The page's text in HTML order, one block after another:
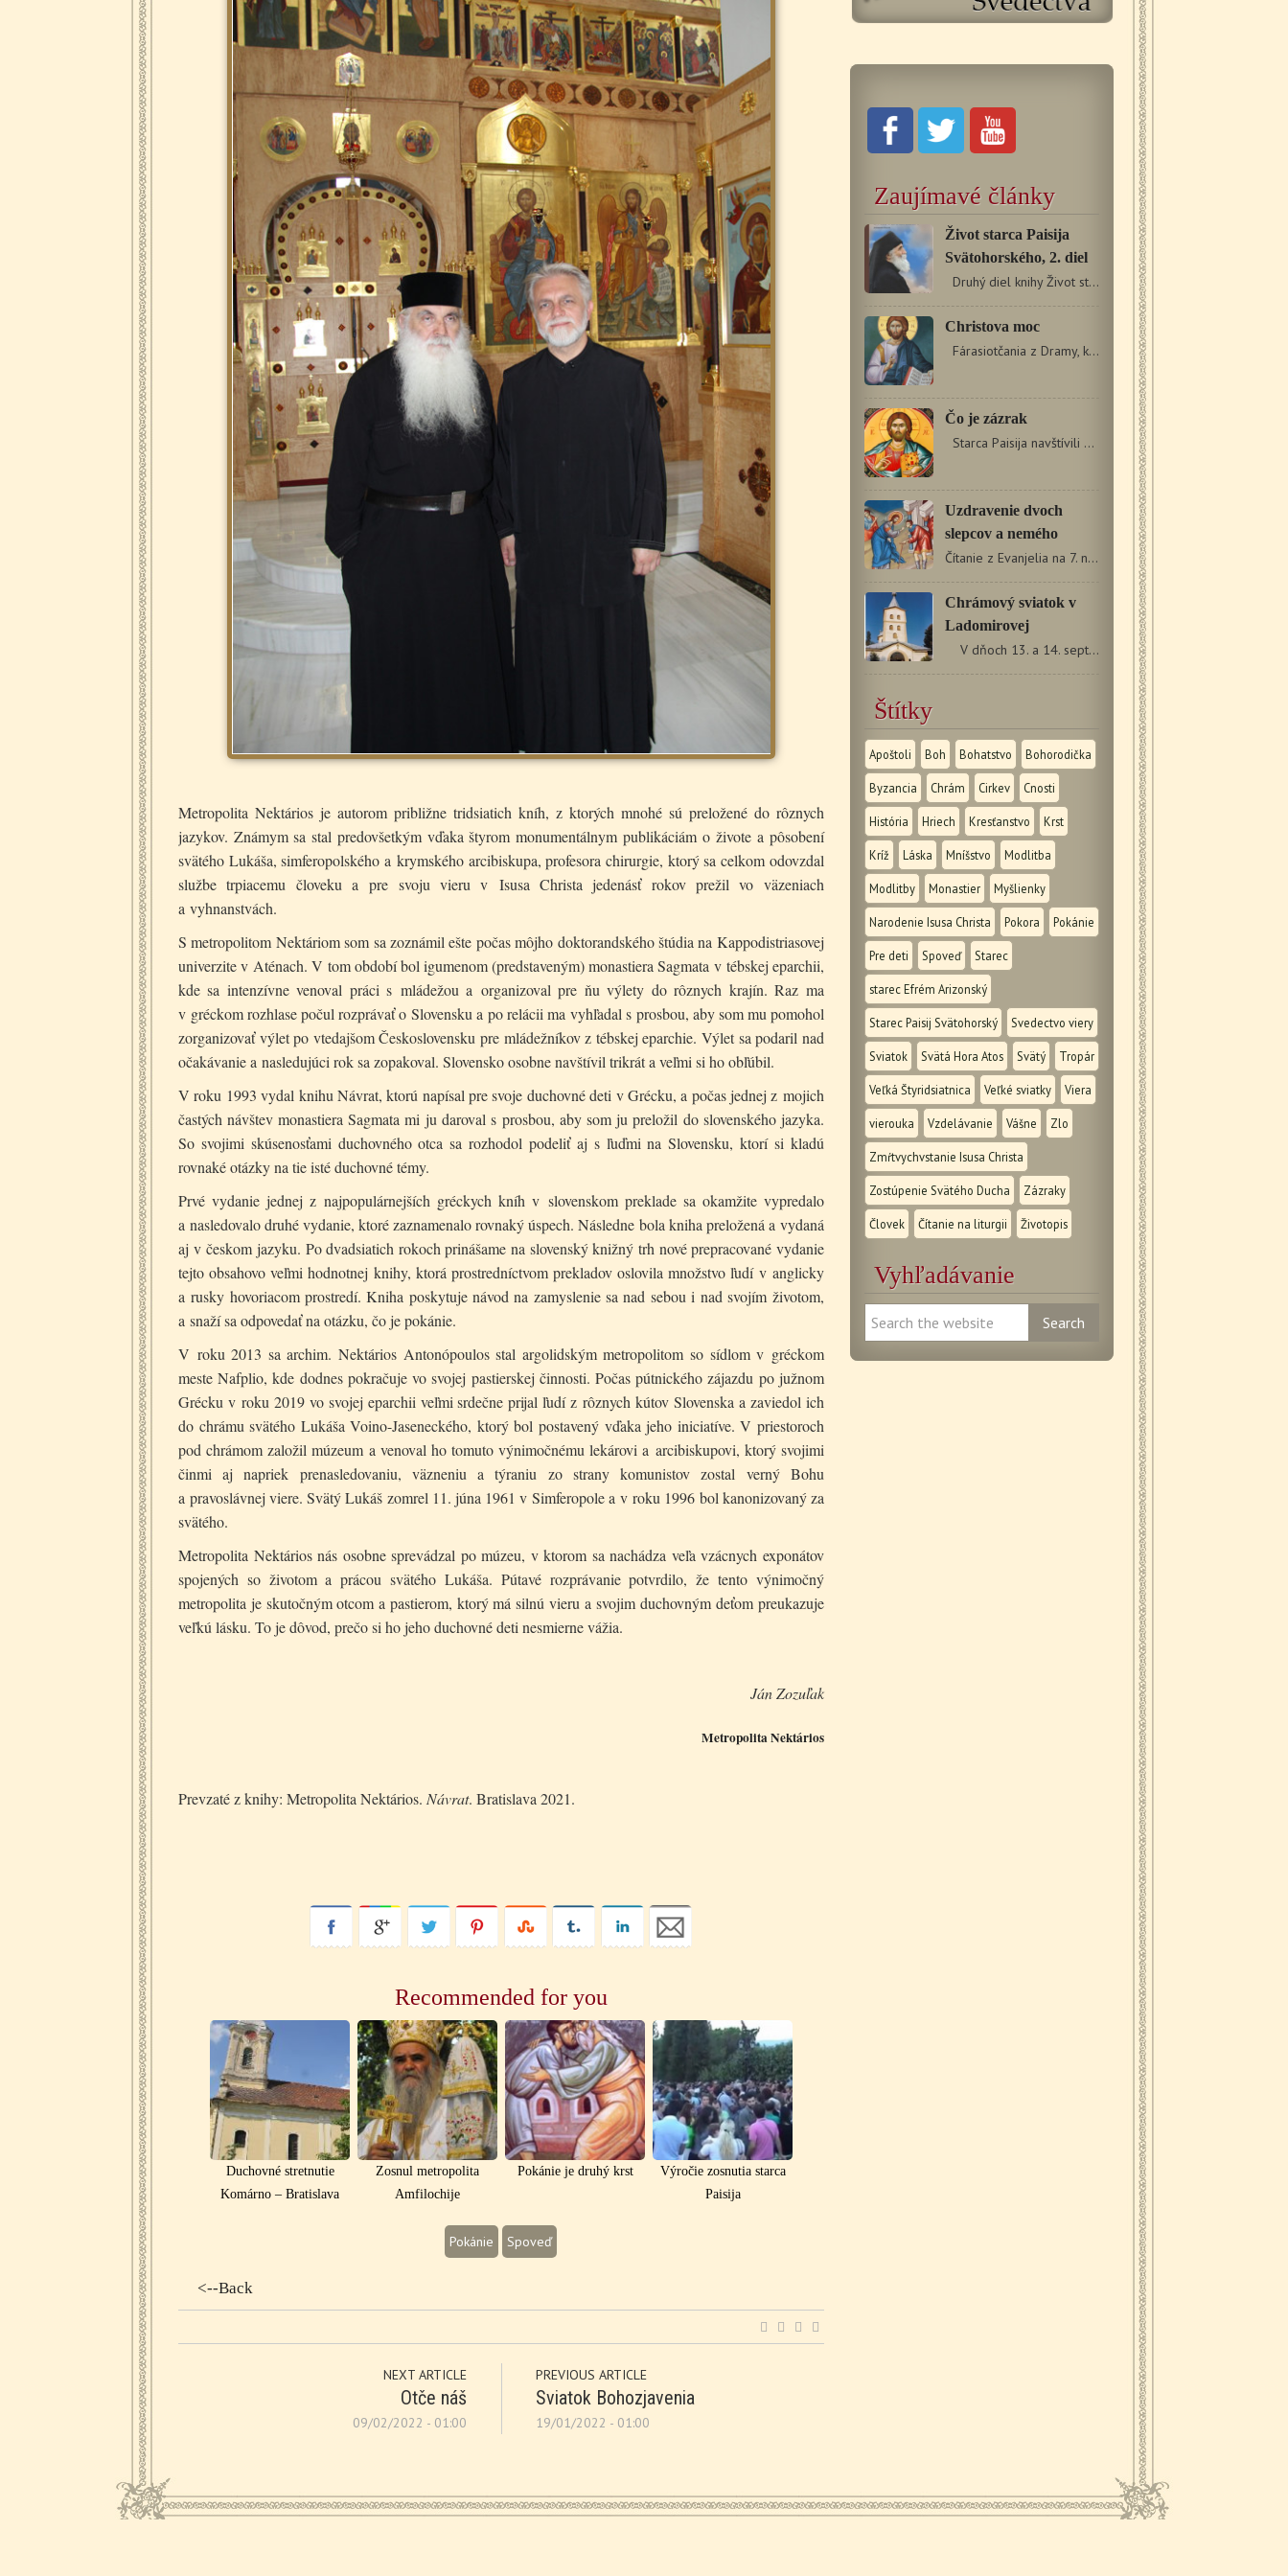
Metropolita Nektários je autorom približne tridsiatich kníh, z ktorých mnohé sú preložené do rôznych
jazykov. Známym sa stal predovšetkým vďaka štyrom monumentálnym publikáciám o živote a pôsobení
svätého Lukáša, simferopolského a krymského arcibiskupa, profesora chirurgie, ktorý sa celkom odovzdal
službe trpiacemu človeku a pre svoju vieru v Isusa Christa jedenásť rokov prežil vo väzeniach
a vyhnanstvách.
S metropolitom Nektáriom som sa zoznámil ešte počas môjho doktorandského štúdia na Kappodistriasovej
univerzite v Aténach. V tom období bol igumenom (predstaveným) monastiera Sagmata v tébskej eparchii,
kde sa intenzívne venoval práci s mládežou a organizoval pre ňu výlety do rôznych krajín. Raz ma
v gréckom rozhlase počul rozprávať o Slovensku a po relácii ma vyhľadal s prosbou, aby som mu pomohol
zorganizovať výlet po vtedajšom Československu pre mládežníkov z tébskej eparchie. Výlet sa podaril nad
očakávanie a nasledujúci rok sa zopakoval. Slovensko osobne navštívil trikrát a veľmi si ho obľúbil.
V roku 1993 vydal knihu Návrat, ktorú napísal pre svoje duchovné deti v Grécku, a počas jednej z mojich
častých návštev monastiera Sagmata mi ju daroval s prosbou, aby som ju preložil do slovenského jazyka.
So svojimi skúsenosťami duchovného otca sa rozhodol podeliť aj s ľuďmi na Slovensku, ktorí si kladú
rovnaké otázky na tie isté duchovné témy.
Prvé vydanie jednej z najpopulárnejších gréckych kníh v slovenskom preklade sa okamžite vypredalo
a nasledovalo druhé vydanie, ktoré zaznamenalo rovnaký úspech. Následne bola kniha preložená a vydaná
aj v českom jazyku. Po dvadsiatich rokoch prinášame na slovenský knižný trh nové prepracované vydanie
tejto obsahovo veľmi hodnotnej knihy, ktorá prostredníctvom prekladov oslovila množstvo ľudí v anglicky
a rusky hovoriacom prostredí. Kniha poskytuje návod na zamyslenie sa nad sebou i nad svojím životom,
a snaží sa odpovedať na otázku, čo je pokánie.
V roku 2013 sa archim. Nektários Antonópoulos stal argolidským metropolitom so sídlom v gréckom
meste Nafplio, kde dodnes pokračuje vo svojej pastierskej činnosti. Počas pútnického zájazdu po južnom
Grécku v roku 2019 vo svojej eparchii veľmi srdečne prijal ľudí z rôznych kútov Slovenska a zaviedol ich
do chrámu svätého Lukáša Voino-Jaseneckého, ktorý bol postavený vďaka jeho iniciatíve. V priestoroch
pod chrámom založil múzeum a venoval ho tomuto výnimočnému lekárovi a arcibiskupovi, ktorý svojimi
činmi aj napriek prenasledovaniu, väzneniu a týraniu zo strany komunistov zostal verný Bohu
a pravoslávnej viere. Svätý Lukáš zomrel 11. júna 1961 v Simferopole a v roku 1996 bol kanonizovaný za
svätého.
Metropolita Nektários nás osobne sprevádzal po múzeu, v ktorom sa nachádza veľa vzácnych exponátov
spojených so životom a prácou svätého Lukáša. Pútavé rozprávanie potvrdilo, že tento výnimočný
metropolita je skutočným otcom a pastierom, ktorý má silnú vieru a svojim duchovným deťom preukazuje
veľkú lásku. To je dôvod, prečo si ho jeho duchovné deti nesmierne vážia.
Ján Zozuľak
Metropolita Nektários
Prevzaté z knihy: Metropolita Nektários. Návrat. Bratislava 2021.
Recommended for you
Duchovné stretnutie
Komárno – Bratislava
Zosnul metropolita
Amfilochije
Pokánie je druhý krst
Výročie zosnutia starca
Paisija
Pokánie Spoveď
<--Back
NEXT ARTICLE
Otče náš
09/02/2022 - 01:00
PREVIOUS ARTICLE
Sviatok Bohozjavenia
19/01/2022 - 01:00
Zaujímavé články
Život starca Paisija
Svätohorského, 2. diel
Druhý diel knihy Život starca Paisija Svätohorského…
Christova moc
Fárasiotčania z Dramy, ktorí sa usadili v Tessalonikách,…
Čo je zázrak
Starca Paisija navštívili akísi mladíci, ktorí nežili…
Uzdravenie dvoch
slepcov a nemého
Čítanie z Evanjelia na 7. nedeľu Mt 9, 27 – 35 (zač. 33)…
Chrámový sviatok v
Ladomirovej
V dňoch 13. a 14. septembra 2014 sa v pravoslávnej…
Štítky
Apoštoli Boh Bohatstvo Bohorodička
Byzancia Chrám Cirkev Cnosti
História Hriech Kresťanstvo Krst
Kríž Láska Mníšstvo Modlitba
Modlitby Monastier Myšlienky
Narodenie Isusa Christa Pokora Pokánie
Pre deti Spoveď Starec
starec Efrém Arizonský
Starec Paisij Svätohorský Svedectvo viery
Sviatok Svätá Hora Atos Svätý Tropár
Veľká Štyridsiatnica Veľké sviatky Viera
vierouka Vzdelávanie Vášne Zlo
Zmŕtvychvstanie Isusa Christa
Zostúpenie Svätého Ducha Zázraky
Človek Čítanie na liturgii Životopis
Vyhľadávanie